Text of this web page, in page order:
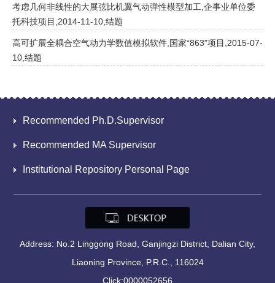
考虑几何非线性的大展弦比机翼气动弹性模型加工,企事业单位委
托科技项目,2014-11-10,结题
高可扩展全耦合空气动力学数值模拟软件,国家“863”项目,2015-07-
10,结题
Recommended Ph.D.Supervisor
Recommended MA Supervisor
Institutional Repository Personal Page
Address: No.2 Linggong Road, Ganjingzi District, Dalian City,
Liaoning Province, P.R.C., 116024
Click:0000052656